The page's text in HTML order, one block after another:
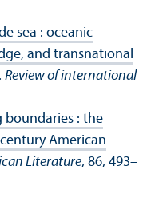
sea : oceanic
and trans­national
. Review of international
boundaries : the
American
Literature, 86, 493–